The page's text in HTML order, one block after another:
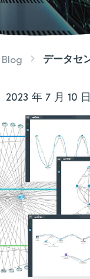
Blog データセ
2023 年 7 月 10 日